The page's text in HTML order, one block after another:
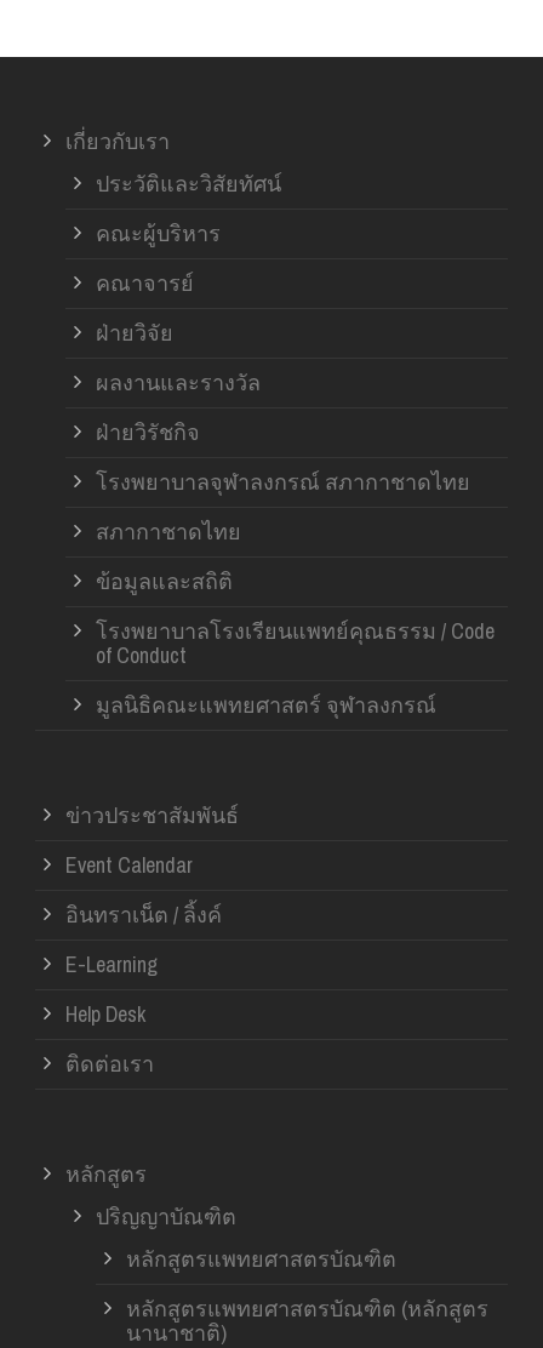
เกี่ยวกับเรา
ประวัติและวิสัยทัศน์
คณะผู้บริหาร
คณาจารย์
ฝ่ายวิจัย
ผลงานและรางวัล
ฝ่ายวิรัชกิจ
โรงพยาบาลจุฬาลงกรณ์ สภากาชาดไทย
สภากาชาดไทย
ข้อมูลและสถิติ
โรงพยาบาลโรงเรียนแพทย์คุณธรรม / Code
of Conduct
มูลนิธิคณะแพทยศาสตร์ จุฬาลงกรณ์
ข่าวประชาสัมพันธ์
Event Calendar
อินทราเน็ต / ลิ้งค์
E-Learning
Help Desk
ติดต่อเรา
หลักสูตร
ปริญญาบัณฑิต
หลักสูตรแพทยศาสตรบัณฑิต
หลักสูตรแพทยศาสตรบัณฑิต (หลักสูตร
นานาชาติ)